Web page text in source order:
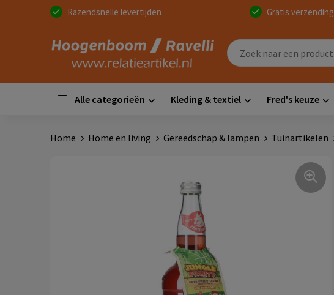
Razendsnelle levertijden Gratis verzending
Alle categorieën Kleding & textiel Fred's keuze
Home Home en living Gereedschap & lampen Tuinartikelen